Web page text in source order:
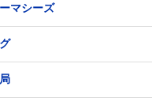
マシーズ